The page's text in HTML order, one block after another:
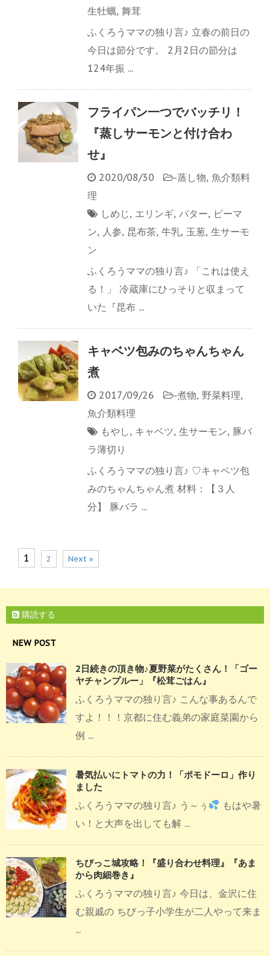
生牡蠣, 舞茸
ふくろうママの独り言♪ 立春の前日の
今日は節分です。 2月2日の節分は
124年振 ...
フライパン一つでバッチリ！
『蒸しサーモンと付け合わ
せ』
2020/08/30 -蒸し物, 魚介類料
理
しめじ, エリンギ, バター, ピーマ
ン, 人参, 昆布茶, 牛乳, 玉葱, 生サーモ
ン
ふくろうママの独り言♪ 「これは使え
る！」 冷蔵庫にひっそりと収まって
いた『昆布 ...
キャベツ包みのちゃんちゃん
煮
2017/09/26 -煮物, 野菜料理,
魚介類料理
もやし, キャベツ, 生サーモン, 豚バ
ラ薄切り
ふくろうママの独り言♪ ♡キャベツ包
みのちゃんちゃん煮 材料：【３人
分】 豚バラ ...
1 2 Next »
購読する
NEW POST
2日続きの頂き物♪夏野菜がたくさん！「ゴー
ヤチャンプルー」『松茸ごはん』
ふくろうママの独り言♪ こんな事あるんで
すよ！！！京都に住む義弟の家庭菜園から
例 ...
暑気払いにトマトの力！「ポモドーロ」作り
ました
ふくろうママの独り言♪ う～ぅ
もはや暑
い！と大声を出しても解 ...
ちびっこ城攻略！『盛り合わせ料理』『あま
から肉細巻き』
ふくろうママの独り言♪ 今日は、金沢に住
む親戚の ちびっ子小学生が二人やって来ま
...